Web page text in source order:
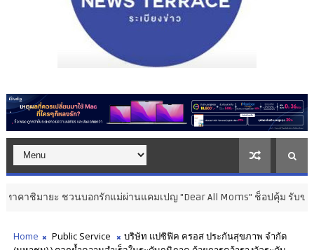
ะ ชวนบอกรักแม่ผ่านแคมเปญ "Dear All Moms" ช็อปคุ้ม รับของขวัญ พร้
Home Public Service
บริษัท แปซิฟิค ครอส ประกันสุขภาพ จำกัด